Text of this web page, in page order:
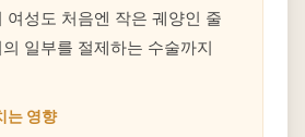
여성도 처음엔 작은 궤양인 줄
일부를 절제하는 수술까지
는 영향